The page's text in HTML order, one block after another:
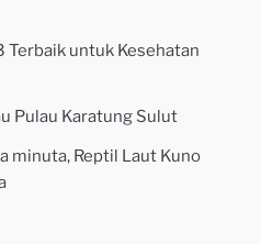
Terbaik untuk Kesehatan
Pulau Karatung Sulut
minuta, Reptil Laut Kuno